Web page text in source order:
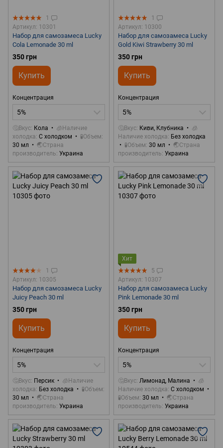
1
Артикул: 10301
Набор для самозамеса Lucky
Cola Lemonade 30 ml
350 грн
Купить
Концентрация
5%
🤔Вкус Кола
🧊Наличие
холодка С холодком
🧪Объем
30 мл
🌏Страна
производитель Украина
1
Артикул: 10300
Набор для самозамеса Lucky
Gold Kiwi Strawberry 30 ml
350 грн
Купить
Концентрация
5%
🤔Вкус Киви, Клубника
🧊
Наличие холодка
Без холодка
🧪Объем 30 мл
🌏Страна
производитель Украина
1
Артикул: 10305
Набор для самозамеса Lucky
Juicy Peach 30 ml
350 грн
Купить
Концентрация
5%
🤔Вкус Персик
🧊Наличие
холодка
Без холодка
🧪Объем
30 мл
🌏Страна
производитель Украина
Хит
5
Артикул: 10307
Набор для самозамеса Lucky
Pink Lemonade 30 ml
350 грн
Купить
Концентрация
5%
🤔Вкус Лимонад, Малина
🧊
Наличие холодка С холодком
🧪Объем 30 мл
🌏Страна
производитель Украина